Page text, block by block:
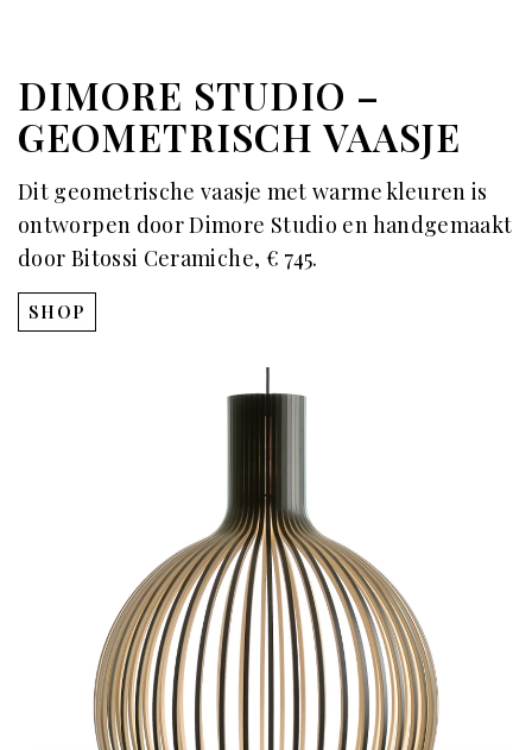
DIMORE STUDIO –
GEOMETRISCH VAASJE
Dit geometrische vaasje met warme kleuren is
ontworpen door Dimore Studio en handgemaakt
door Bitossi Ceramiche, € 745.
SHOP